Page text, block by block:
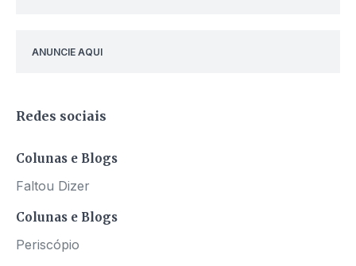
ANUNCIE AQUI
Redes sociais
Colunas e Blogs
Faltou Dizer
Colunas e Blogs
Periscópio